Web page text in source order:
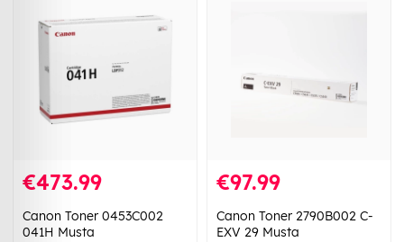
€473.99
Canon Toner 0453C002
041H Musta
€97.99
Canon Toner 2790B002 C-
EXV 29 Musta